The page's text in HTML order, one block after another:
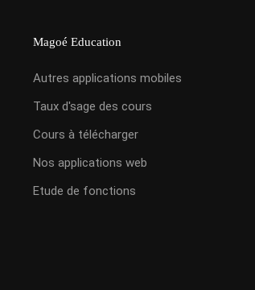
Magoé Education
Autres applications mobiles
Taux d'sage des cours
Cours à télécharger
Nos applications web
Etude de fonctions